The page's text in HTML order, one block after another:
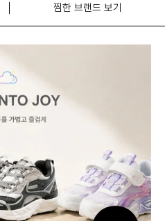
찜한 브랜드 보기